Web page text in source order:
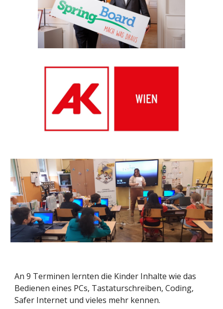
An 9 Terminen lernten die Kinder Inhalte wie das
Bedienen eines PCs, Tastaturschreiben, Coding,
Safer Internet und vieles mehr kennen.